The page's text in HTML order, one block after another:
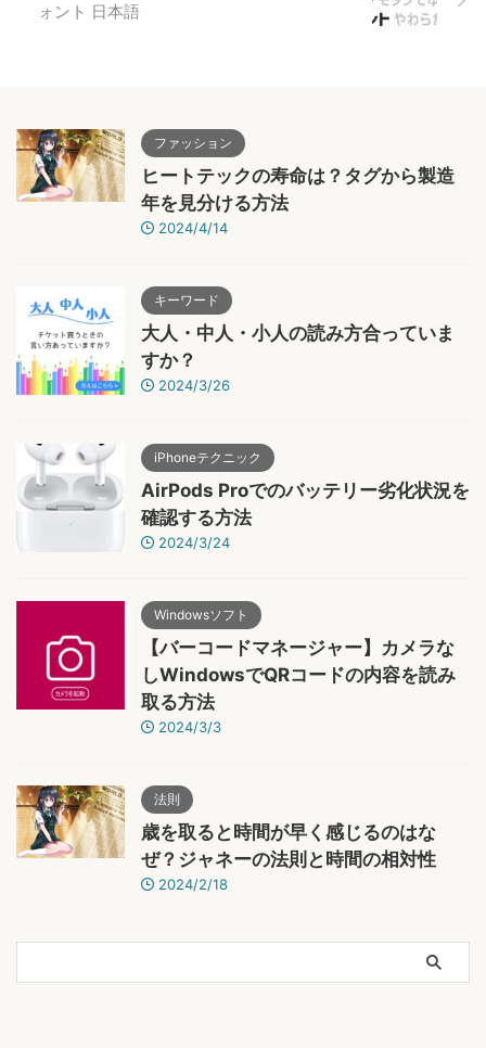
ォント 日本語
ファッション
ヒートテックの寿命は？タグから製造
年を見分ける方法
2024/4/14
キーワード
大人・中人・小人の読み方合っていま
すか？
2024/3/26
iPhoneテクニック
AirPods Proでのバッテリー劣化状況を
確認する方法
2024/3/24
Windowsソフト
【バーコードマネージャー】カメラな
しWindowsでQRコードの内容を読み
取る方法
2024/3/3
法則
歳を取ると時間が早く感じるのはな
ぜ？ジャネーの法則と時間の相対性
2024/2/18